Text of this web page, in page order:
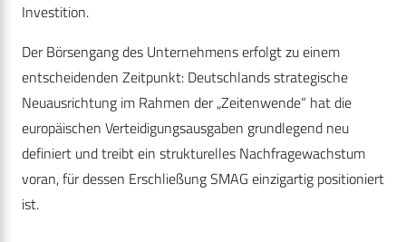
Investition.
Der Börsengang des Unternehmens erfolgt zu einem
entscheidenden Zeitpunkt: Deutschlands strategische
Neuausrichtung im Rahmen der „Zeitenwende“ hat die
europäischen Verteidigungsausgaben grundlegend neu
definiert und treibt ein strukturelles Nachfragewachstum
voran, für dessen Erschließung SMAG einzigartig positioniert
ist.